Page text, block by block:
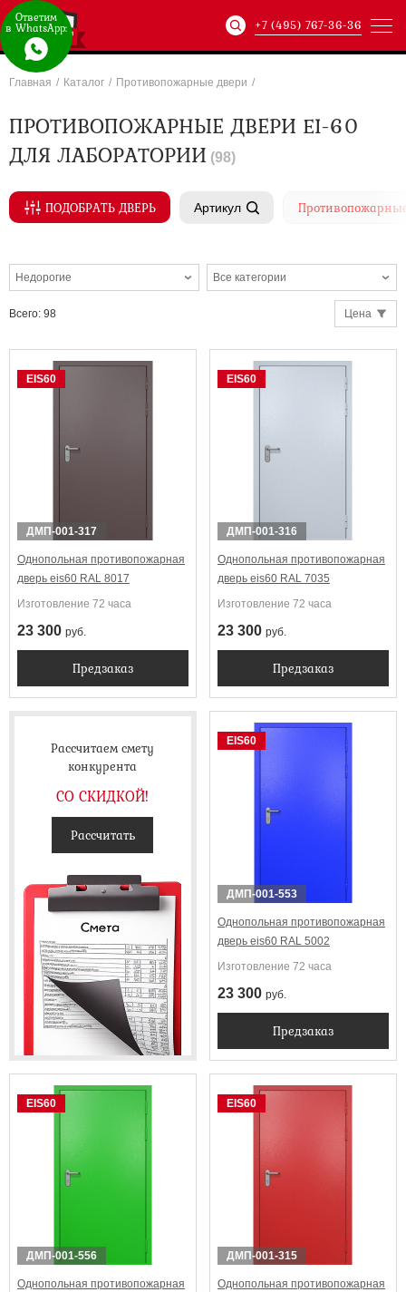
Артикул: ХХХ-xxx-
+7 (495) 767-36-36
Главная / Каталог / Противопожарные двери /
ПРОТИВОПОЖАРНЫЕ ДВЕРИ EI-60
ДЛЯ ЛАБОРАТОРИИ (98)
ПОДОБРАТЬ ДВЕРЬ Артикул
ХХХ-xxx-
Недорогие Все категории
Всего: 98 Цена
Выбрать
EIS60
ДМП-001-317
Однопольная противопожарная
дверь eis60 RAL 8017
Изготовление 72 часа
23 300 руб.
Предзаказ
EIS60
ДМП-001-316
Однопольная противопожарная
дверь eis60 RAL 7035
Изготовление 72 часа
23 300 руб.
Предзаказ
Рассчитаем смету
конкурента
СО СКИДКОЙ!
Рассчитать
EIS60
ДМП-001-553
Однопольная противопожарная
дверь eis60 RAL 5002
Изготовление 72 часа
23 300 руб.
Предзаказ
EIS60
ДМП-001-556
Однопольная противопожарная
EIS60
ДМП-001-315
Однопольная противопожарная
Ответим
в WhatsApp: